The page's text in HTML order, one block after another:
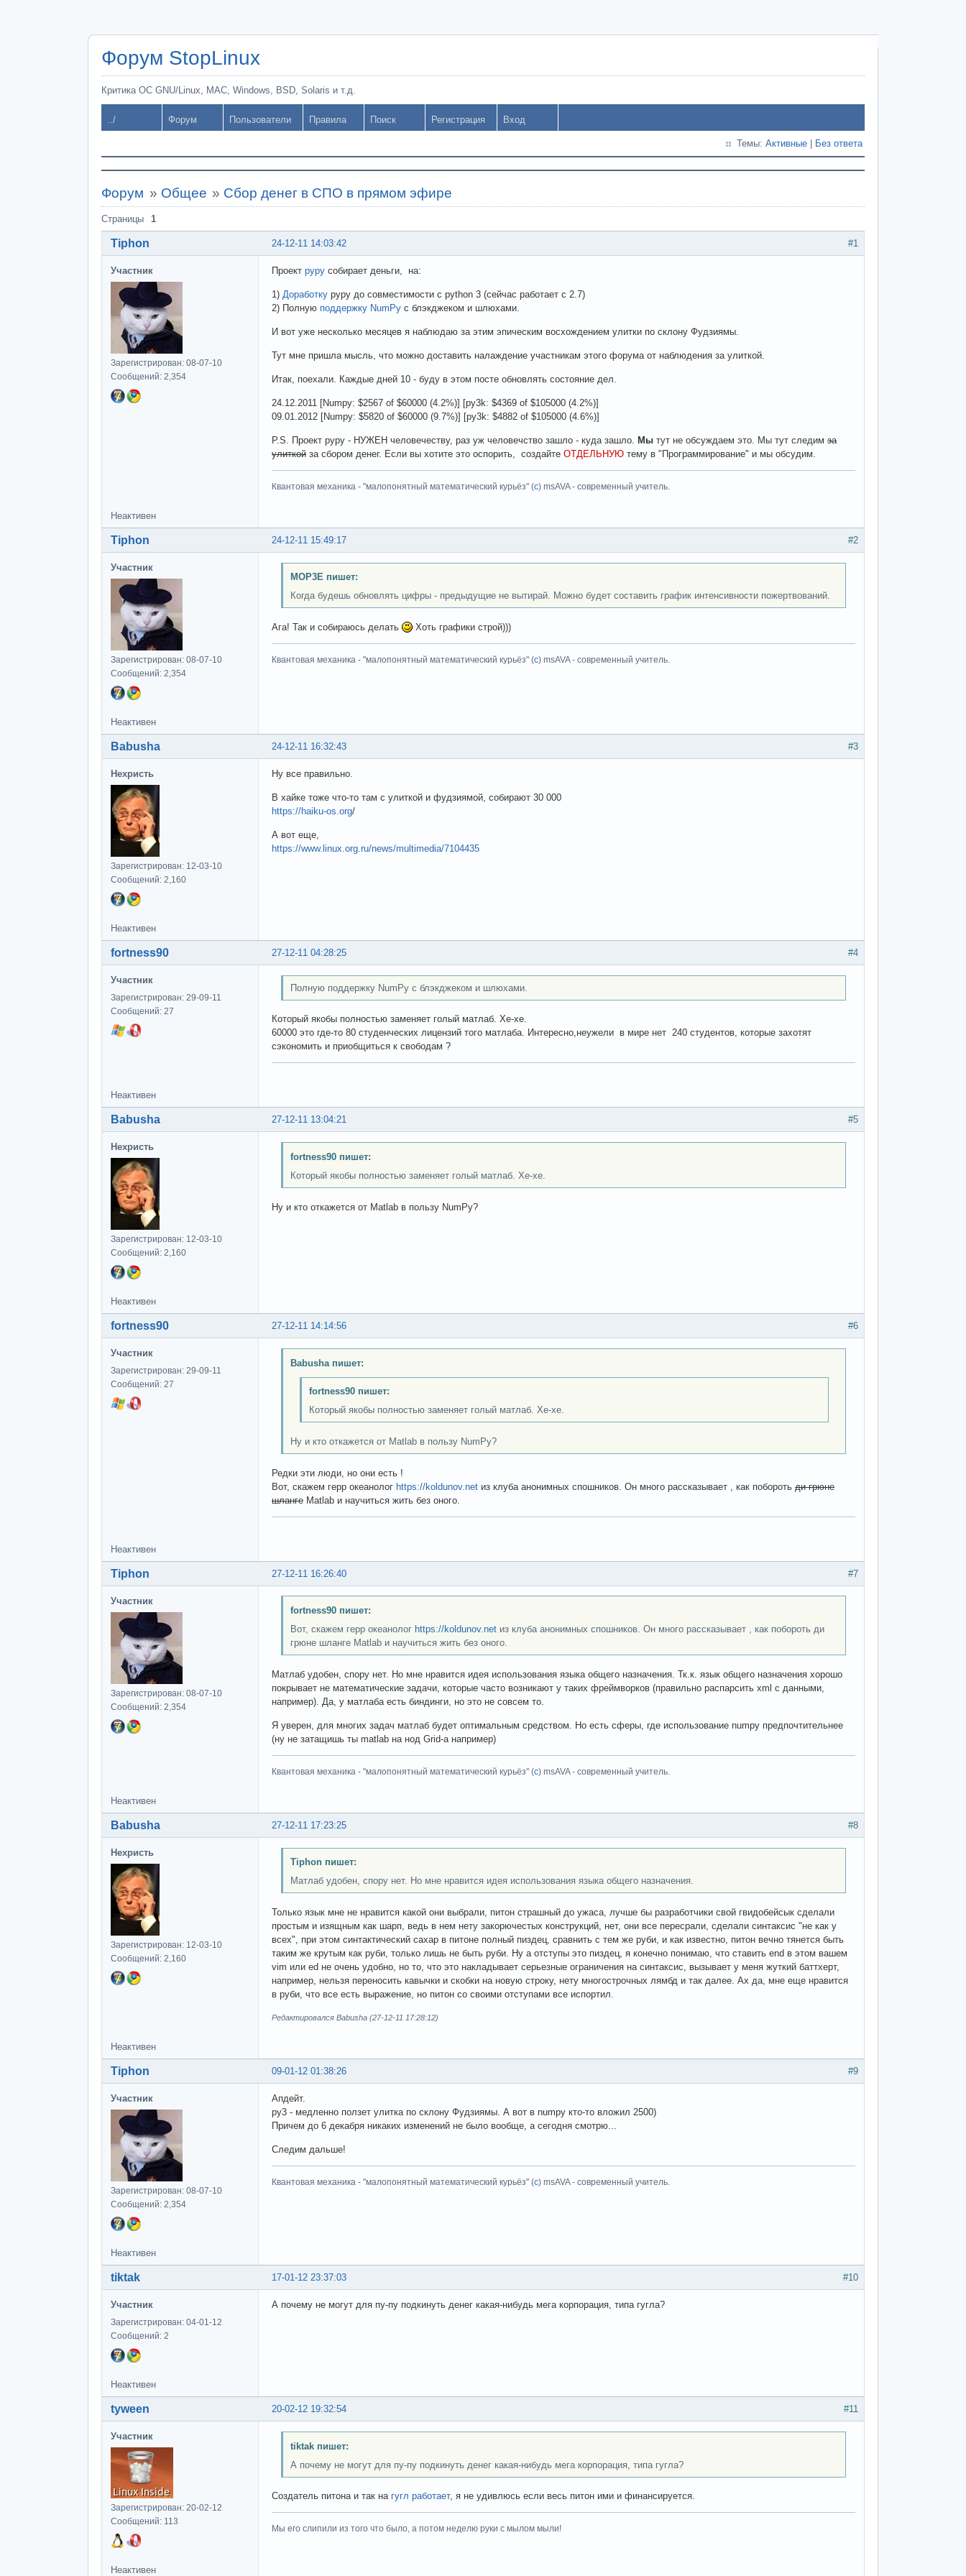
Форум StopLinux
Критика ОС GNU/Linux, MAC, Windows, BSD, Solaris и т.д.
../ Форум Пользователи Правила Поиск Регистрация Вход
Темы: Активные Без ответа
Форум » Общее » Сбор денег в СПО в прямом эфире
Страницы 1
#1
24-12-11 14:03:42
Tiphon
Участник
Зарегистрирован: 08-07-10
Сообщений: 2,354
Проект pypy собирает деньги, на:
1) Доработку pypy до совместимости с python 3 (сейчас работает с 2.7)
2) Полную поддержку NumPy с блэкджеком и шлюхами.
И вот уже несколько месяцев я наблюдаю за этим эпическим восхождением улитки по склону Фудзиямы.
Тут мне пришла мысль, что можно доставить налаждение участникам этого форума от наблюдения за улиткой.
Итак, поехали. Каждые дней 10 - буду в этом посте обновлять состояние дел.
24.12.2011 [Numpy: $2567 of $60000 (4.2%)] [py3k: $4369 of $105000 (4.2%)]
09.01.2012 [Numpy: $5820 of $60000 (9.7%)] [py3k: $4882 of $105000 (4.6%)]
P.S. Проект pypy - НУЖЕН человечеству, раз уж человечство зашло - куда зашло. Мы тут не обсуждаем это. Мы тут следим за
улиткой за сбором денег. Если вы хотите это оспорить, создайте ОТДЕЛЬНУЮ тему в "Программирование" и мы обсудим.
Квантовая механика - "малопонятный математический курьёз" (с) msAVA - современный учитель.
Неактивен
#2
24-12-11 15:49:17
Tiphon
Участник
Зарегистрирован: 08-07-10
Сообщений: 2,354
MOP3E пишет:
Когда будешь обновлять цифры - предыдущие не вытирай. Можно будет составить график интенсивности пожертвований.
Ага! Так и собираюсь делать Хоть графики строй)))
Квантовая механика - "малопонятный математический курьёз" (с) msAVA - современный учитель.
Неактивен
#3
24-12-11 16:32:43
Babusha
Нехристь
Зарегистрирован: 12-03-10
Сообщений: 2,160
Ну все правильно.
В хайке тоже что-то там с улиткой и фудзиямой, собирают 30 000
https://haiku-os.org/
А вот еще,
https://www.linux.org.ru/news/multimedia/7104435
Неактивен
#4
27-12-11 04:28:25
fortness90
Участник
Зарегистрирован: 29-09-11
Сообщений: 27
Полную поддержку NumPy с блэкджеком и шлюхами.
Который якобы полностью заменяет голый матлаб. Хе-хе.
60000 это где-то 80 студенческих лицензий того матлаба. Интересно,неужели в мире нет 240 студентов, которые захотят
сэкономить и приобщиться к свободам ?
Неактивен
#5
27-12-11 13:04:21
Babusha
Нехристь
Зарегистрирован: 12-03-10
Сообщений: 2,160
fortness90 пишет:
Который якобы полностью заменяет голый матлаб. Хе-хе.
Ну и кто откажется от Matlab в пользу NumPy?
Неактивен
#6
27-12-11 14:14:56
fortness90
Участник
Зарегистрирован: 29-09-11
Сообщений: 27
Babusha пишет:
fortness90 пишет:
Который якобы полностью заменяет голый матлаб. Хе-хе.
Ну и кто откажется от Matlab в пользу NumPy?
Редки эти люди, но они есть !
Вот, скажем герр океанолог https://koldunov.net из клуба анонимных спошников. Он много рассказывает , как побороть ди грюне
шланге Matlab и научиться жить без оного.
Неактивен
#7
27-12-11 16:26:40
Tiphon
Участник
Зарегистрирован: 08-07-10
Сообщений: 2,354
fortness90 пишет:
Вот, скажем герр океанолог https://koldunov.netиз клуба анонимных спошников. Он много рассказывает , как побороть ди
грюне шланге Matlab и научиться жить без оного.
Матлаб удобен, спору нет. Но мне нравится идея использования языка общего назначения. Тк.к. язык общего назначения хорошо
покрывает не математические задачи, которые часто возникают у таких фреймворков (правильно распарсить xml с данными,
например). Да, у матлаба есть биндинги, но это не совсем то.
Я уверен, для многих задач матлаб будет оптимальным средством. Но есть сферы, где использование numpy предпочтительнее
(ну не затащишь ты matlab на нод Grid-a например)
Квантовая механика - "малопонятный математический курьёз" (с) msAVA - современный учитель.
Неактивен
#8
27-12-11 17:23:25
Babusha
Нехристь
Зарегистрирован: 12-03-10
Сообщений: 2,160
Tiphon пишет:
Матлаб удобен, спору нет. Но мне нравится идея использования языка общего назначения.
Только язык мне не нравится какой они выбрали, питон страшный до ужаса, лучше бы разработчики свой гвидобейсык сделали
простым и изящным как шарп, ведь в нем нету закорючестых конструкций, нет, они все пересрали, сделали синтаксис "не как у
всех", при этом синтактический сахар в питоне полный пиздец, сравнить с тем же руби, и как известно, питон вечно тянется быть
таким же крутым как руби, только лишь не быть руби. Ну а отступы это пиздец, я конечно понимаю, что ставить end в этом вашем
vim или ed не очень удобно, но то, что это накладывает серьезные ограничения на синтаксис, вызывает у меня жуткий баттхерт,
например, нельзя переносить кавычки и скобки на новую строку, нету многострочных лямбд и так далее. Ах да, мне еще нравится
в руби, что все есть выражение, но питон со своими отступами все испортил.
Редактировался Babusha (27-12-11 17:28:12)
Неактивен
#9
09-01-12 01:38:26
Tiphon
Участник
Зарегистрирован: 08-07-10
Сообщений: 2,354
Апдейт.
py3 - медленно ползет улитка по склону Фудзиямы. А вот в numpy кто-то вложил 2500)
Причем до 6 декабря никаких изменений не было вообще, а сегодня смотрю...
Следим дальше!
Квантовая механика - "малопонятный математический курьёз" (с) msAVA - современный учитель.
Неактивен
#10
17-01-12 23:37:03
tiktak
Участник
Зарегистрирован: 04-01-12
Сообщений: 2
А почему не могут для пу-пу подкинуть денег какая-нибудь мега корпорация, типа гугла?
Неактивен
#11
20-02-12 19:32:54
tyween
Участник
Зарегистрирован: 20-02-12
Сообщений: 113
tiktak пишет:
А почему не могут для пу-пу подкинуть денег какая-нибудь мега корпорация, типа гугла?
Создатель питона и так на гугл работает, я не удивлюсь если весь питон ими и финансируется.
Мы его слипили из того что было, а потом неделю руки с мылом мыли!
Неактивен